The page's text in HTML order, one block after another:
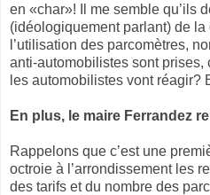
en «char»! Il me semble qu’ils
(idéologiquement parlant) de
l’utilisation des parcomètres,
anti-automobilistes sont prises,
les automobilistes vont réagir?
En plus, le maire Ferrandez
Rappelons que c’est une
octroie à l’arrondissement les
des tarifs et du nombre des